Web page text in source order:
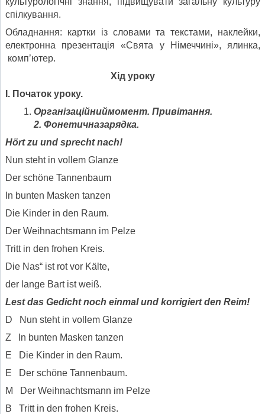
спілкування.
Обладнання: картки із словами та текстами, наклейки,
електронна презентація «Свята у Німеччині», ялинка,
комп’ютер.
Хід уроку
І. Початок уроку.
Організаційниймомент. Привітання.
2. Фонетичназарядка.
Hört zu und sprecht nach!
Nun steht in vollem Glanze
Der schöne Tannenbaum
In bunten Masken tanzen
Die Kinder in den Raum.
Der Weihnachtsmann im Pelze
Tritt in den frohen Kreis.
Die Nas“ ist rot vor Kälte,
der lange Bart ist weiß.
Lest das Gedicht noch einmal und korrigiert den Reim!
D Nun steht in vollem Glanze
Z In bunten Masken tanzen
E Die Kinder in den Raum.
E Der schöne Tannenbaum.
M Der Weihnachtsmann im Pelze
B Tritt in den frohen Kreis.